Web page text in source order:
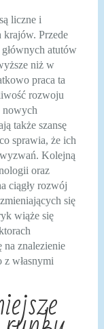
liczne i
Przede
atutów
niż w
praca ta
rozwoju
nowych
także szansę
sprawia, że ich
wyzwań. Kolejną
oraz
ciągły rozwój
się
wiąże się
na znalezienie
z własnymi